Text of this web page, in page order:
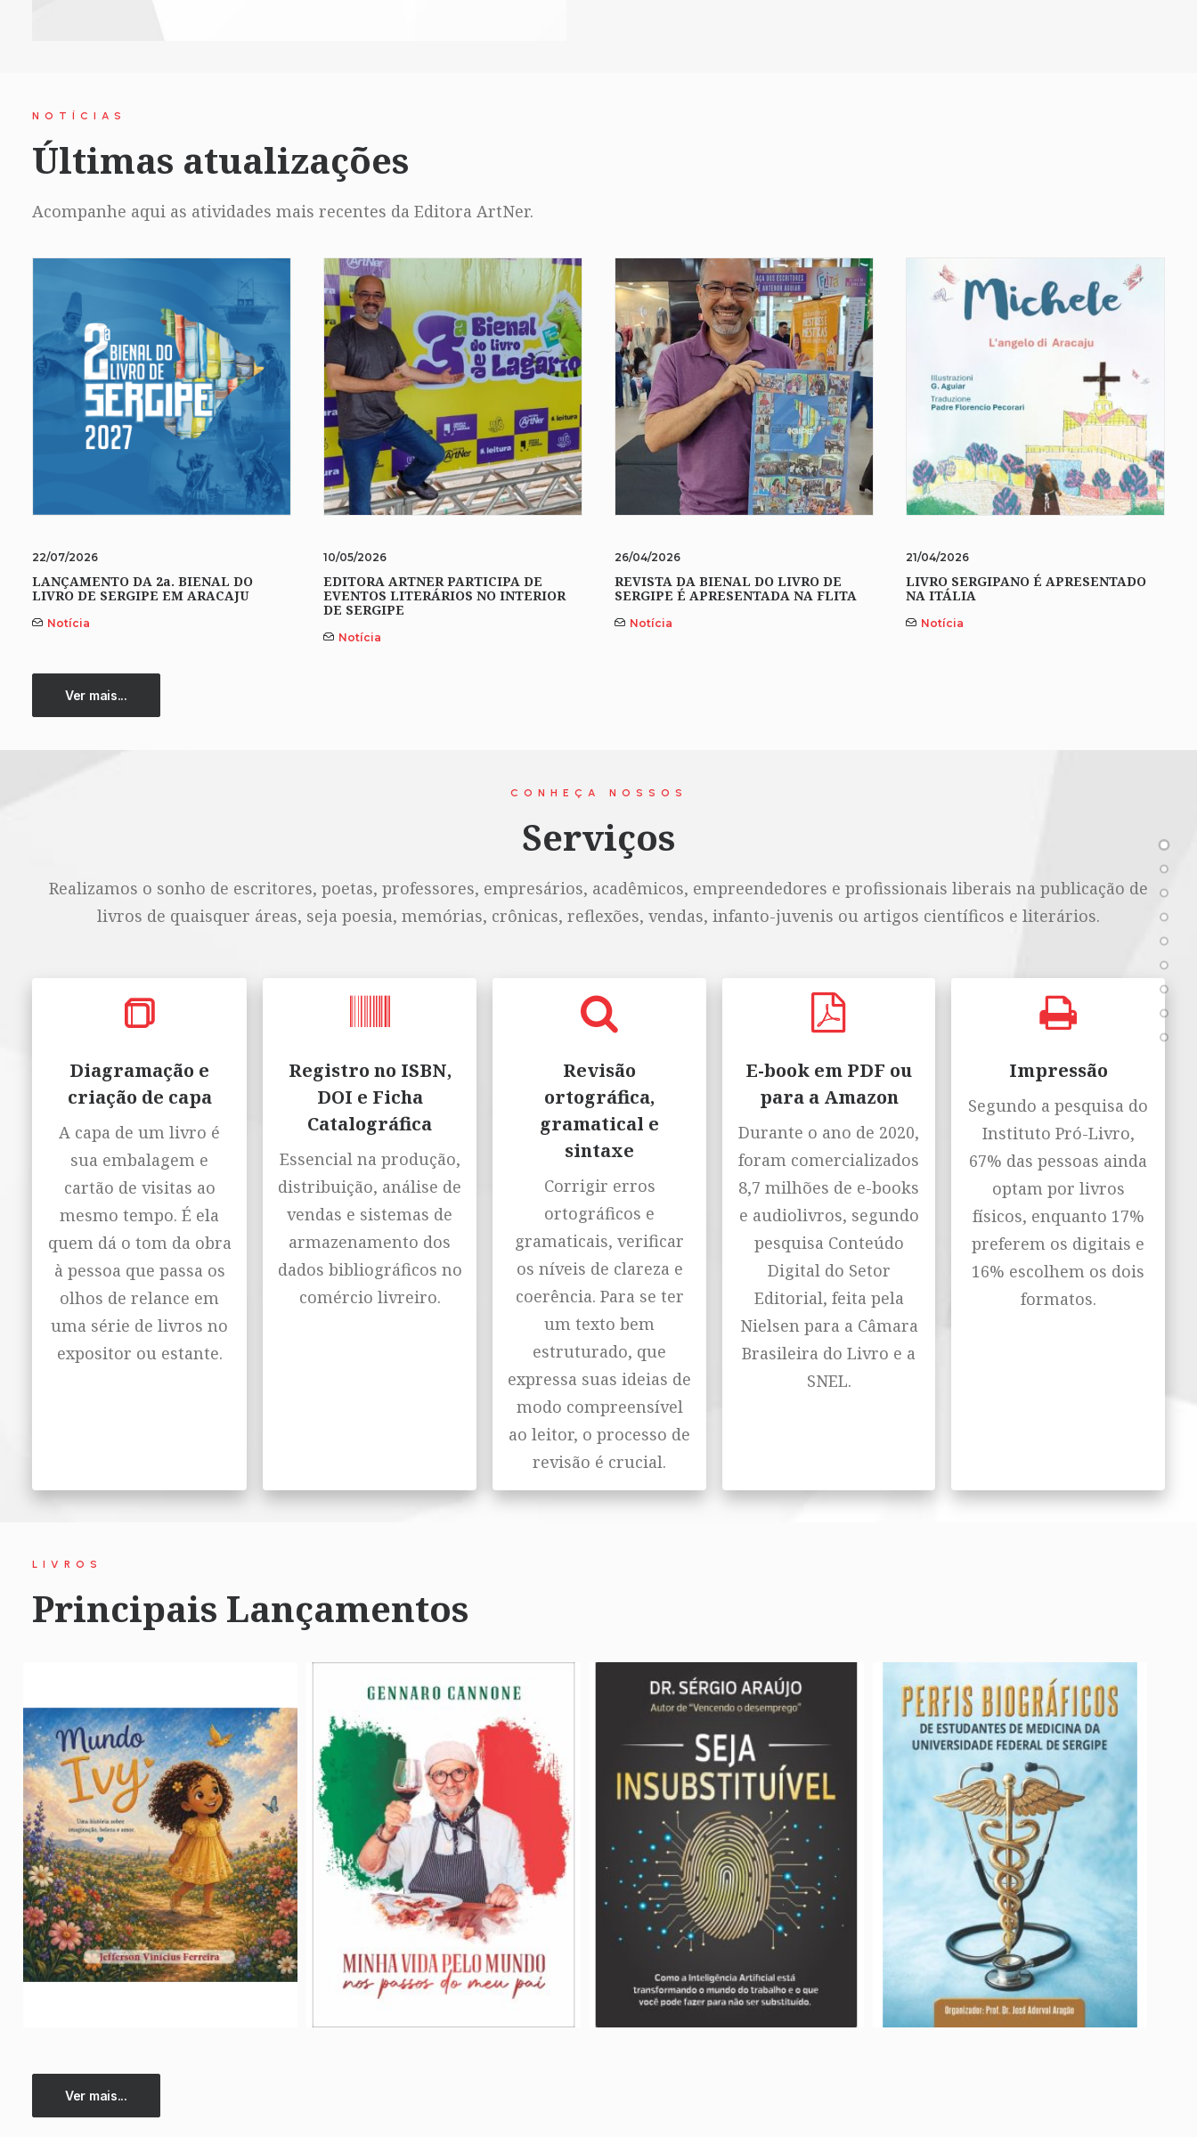
NOTÍCIAS
Últimas atualizações
Acompanhe aqui as atividades mais recentes da Editora ArtNer.
22/07/2026
LANÇAMENTO DA 2a. BIENAL DO
LIVRO DE SERGIPE EM ARACAJU
Notícia
10/05/2026
EDITORA ARTNER PARTICIPA DE
EVENTOS LITERÁRIOS NO INTERIOR
DE SERGIPE
Notícia
26/04/2026
REVISTA DA BIENAL DO LIVRO DE
SERGIPE É APRESENTADA NA FLITA
Notícia
21/04/2026
LIVRO SERGIPANO É APRESENTADO
NA ITÁLIA
Notícia
Ver mais...
CONHEÇA NOSSOS
Serviços
Realizamos o sonho de escritores, poetas, professores, empresários, acadêmicos, empreendedores e profissionais liberais na publicação de
livros de quaisquer áreas, seja poesia, memórias, crônicas, reflexões, vendas, infanto-juvenis ou artigos científicos e literários.
Diagramação e
criação de capa
A capa de um livro é
sua embalagem e
cartão de visitas ao
mesmo tempo. É ela
quem dá o tom da obra
à pessoa que passa os
olhos de relance em
uma série de livros no
expositor ou estante.
Registro no ISBN,
DOI e Ficha
Catalográfica
Essencial na produção,
distribuição, análise de
vendas e sistemas de
armazenamento dos
dados bibliográficos no
comércio livreiro.
Revisão
ortográfica,
gramatical e
sintaxe
Corrigir erros
ortográficos e
gramaticais, verificar
os níveis de clareza e
coerência. Para se ter
um texto bem
estruturado, que
expressa suas ideias de
modo compreensível
ao leitor, o processo de
revisão é crucial.
E-book em PDF ou
para a Amazon
Durante o ano de 2020,
foram comercializados
8,7 milhões de e-books
e audiolivros, segundo
pesquisa Conteúdo
Digital do Setor
Editorial, feita pela
Nielsen para a Câmara
Brasileira do Livro e a
SNEL.
Impressão
Segundo a pesquisa do
Instituto Pró-Livro,
67% das pessoas ainda
optam por livros
físicos, enquanto 17%
preferem os digitais e
16% escolhem os dois
formatos.
LIVROS
Principais Lançamentos
Ver mais...